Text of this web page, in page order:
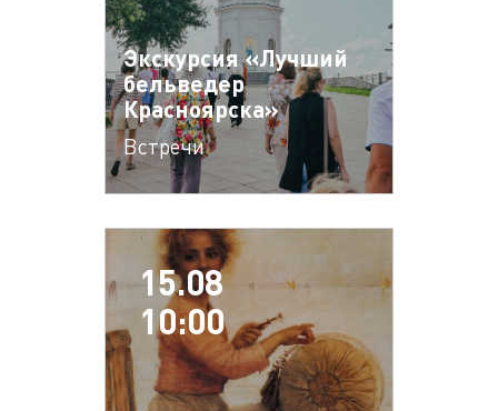
Экскурсия «Лучший
бельведер
Красноярска»
Встречи
15.08
10:00